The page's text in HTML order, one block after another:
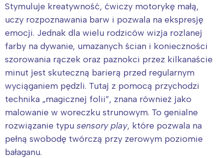
Stymuluje kreatywność, ćwiczy motorykę małą,
uczy rozpoznawania barw i pozwala na ekspresję
emocji. Jednak dla wielu rodziców wizja rozlanej
farby na dywanie, umazanych ścian i konieczności
szorowania rączek oraz paznokci przez kilkanaście
minut jest skuteczną barierą przed regularnym
wyciąganiem pędzli. Tutaj z pomocą przychodzi
technika „magicznej folii”, znana również jako
malowanie w woreczku strunowym. To genialne
rozwiązanie typu sensory play, które pozwala na
pełną swobodę twórczą przy zerowym poziomie
bałaganu.